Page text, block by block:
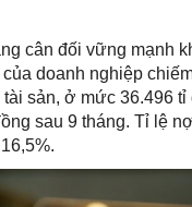
cân đối vững mạnh
doanh nghiệp
tài sản, ở mức 36.496 tỉ
sau 9 tháng. Tỉ lệ